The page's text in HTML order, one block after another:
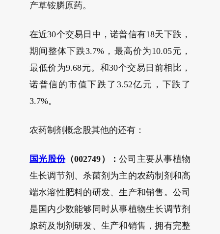
产草铵膦原药。
在近30个交易日中，诺普信有18天下跌，
期间整体下跌3.7%，最高价为10.05元，
最低价为9.68元。和30个交易日前相比，
诺普信的市值下跌了3.52亿元，下跌了
3.7%。
农药制剂概念股其他的还有：
国光股份（002749）：公司主要从事植物
生长调节剂、杀菌剂为主的农药制剂和高
端水溶性肥料的研发、生产和销售。公司
是国内少数能够同时从事植物生长调节剂
原药及制剂研发、生产和销售，拥有完整